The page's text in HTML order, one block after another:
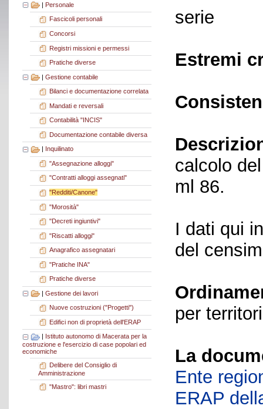
| Personale
Fascicoli personali
Concorsi
Registri missioni e permessi
Pratiche diverse
| Gestione contabile
Bilanci e documentazione correlata
Mandati e reversali
Contabilità "INCIS"
Documentazione contabile diversa
Inquilinato
"Assegnazione alloggi"
"Contratti alloggi assegnati"
"Redditi/Canone"
"Morosità"
"Decreti ingiuntivi"
"Riscatti alloggi"
Anagrafico assegnatari
"Pratiche INA"
Pratiche diverse
| Gestione dei lavori
Nuove costruzioni ("Progetti")
Edifici non di proprietà dell'ERAP
Istituto autonomo di Macerata per la
costruzione e l'esercizio di case popolari ed
economiche
Delibere del Consiglio di
Amministrazione
"Mastro": libri mastri
serie
Estremi
calcolo
ml 86.
I dati qui
del
per
La
Ente
ERAP